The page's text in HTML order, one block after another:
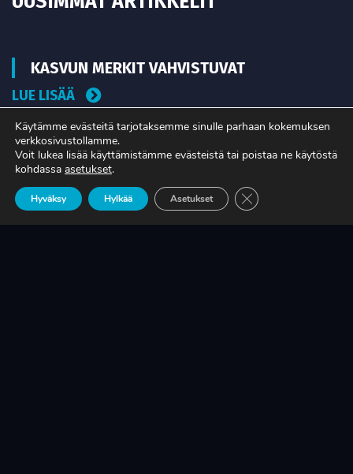
KASVUN MERKIT VAHVISTUVAT
LUE LISÄÄ
TIEDÄTKÖ, MITÄ TUOTANTONNE OIKEASTI
MAKSAA?
LUE LISÄÄ
Käytämme evästeitä tarjotaksemme sinulle parhaan kokemuksen
verkkosivustollamme.
Voit lukea lisää käyttämistämme evästeistä tai poistaa ne käytöstä
kohdassa asetukset.
Hyväksy Hylkää Asetukset Sulje evästebanneri